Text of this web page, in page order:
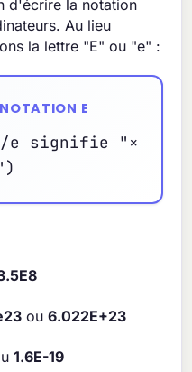
d'écrire la notation
Au lieu
la lettre "E" ou "e" :
E
e signifie "×
ou6.022E+23
1.6E-19